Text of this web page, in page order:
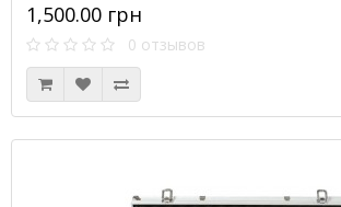
1,500.00 грн
0 отзывов